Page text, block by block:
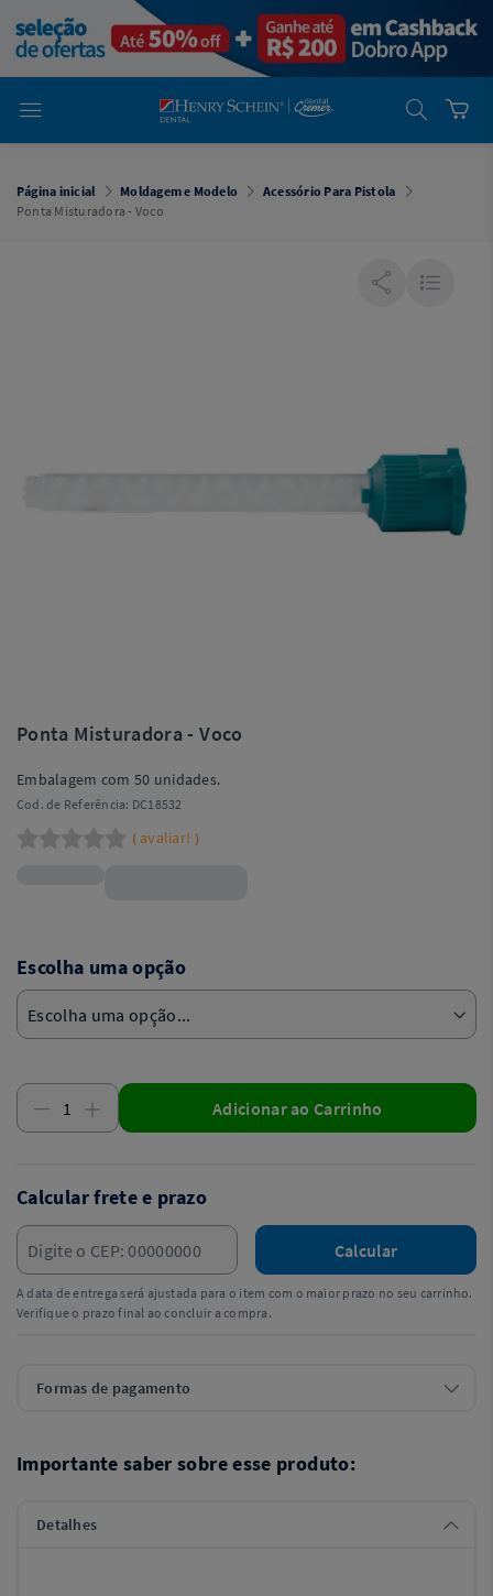
Dental
Cremer -
Henry Schein
Laboratório
Laboratório
Cremer -
Henry Schein
Odontológico
Página inicial Moldagem e Modelo
Acessório Para Pistola
Ponta Misturadora - Voco
Ponta Misturadora - Voco
Embalagem com 50 unidades.
Cod. de Referência: DC18532
( avaliar! )
Escolha uma opção
Adicionar ao Carrinho
Calcular frete e prazo
Calcular
A data de entrega será ajustada para o item com o maior prazo no seu carrinho.
Verifique o prazo final ao concluir a compra.
Formas de pagamento
Importante saber sobre esse produto:
Detalhes